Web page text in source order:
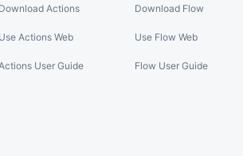
Download Actions
Use Actions Web
User Guide
Download Flow
Use Flow Web
Flow User Guide